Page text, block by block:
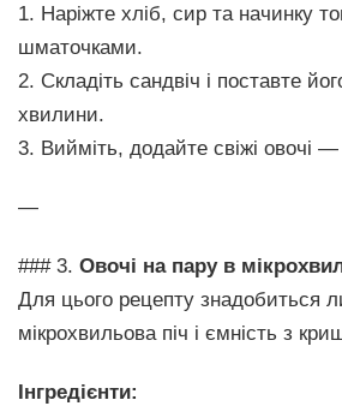
1. Наріжте хліб, сир та начинку
шматочками.
2. Складіть сандвіч і поставте
хвилини.
3. Вийміть, додайте свіжі овочі —
—
### 3. Овочі на пару в
Для цього рецепту знадобиться
мікрохвильова піч і ємність з
Інгредієнти: